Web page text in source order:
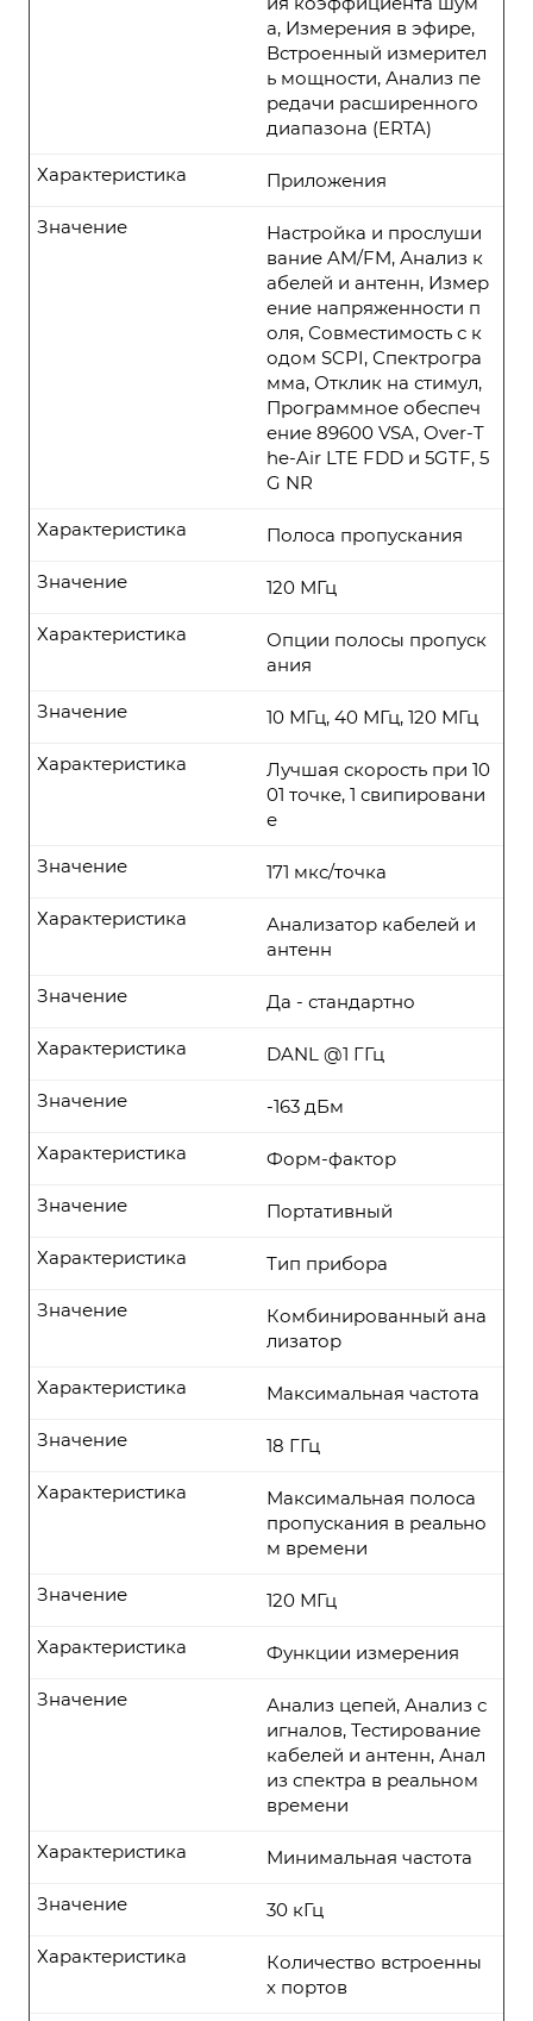
а, Измерения в эфире,
Встроенный измерител
ь мощности, Анализ пе
редачи расширенного
диапазона (ERTA)
Приложения
Характеристика
Настройка и прослуши
вание AM/FM, Анализ к
абелей и антенн, Измер
ение напряженности п
оля, Совместимость с к
одом SCPI, Спектрогра
мма, Отклик на стимул,
Программное обеспеч
ение 89600 VSA, Over-T
he-Air LTE FDD и 5GTF, 5
G NR
Значение
Полоса пропускания
Характеристика
120 МГц
Значение
Опции полосы пропуск
ания
Характеристика
10 МГц, 40 МГц, 120 МГц
Значение
Лучшая скорость при 10
01 точке, 1 свипировани
е
Характеристика
171 мкс/точка
Значение
Анализатор кабелей и
антенн
Характеристика
Да - стандартно
Значение
DANL @1 ГГц
Характеристика
-163 дБм
Значение
Форм-фактор
Характеристика
Портативный
Значение
Тип прибора
Характеристика
Комбинированный ана
лизатор
Значение
Максимальная частота
Характеристика
18 ГГц
Значение
Максимальная полоса
пропускания в реально
м времени
Характеристика
120 МГц
Значение
Функции измерения
Характеристика
Анализ цепей, Анализ с
игналов, Тестирование
кабелей и антенн, Анал
из спектра в реальном
времени
Значение
Минимальная частота
Характеристика
30 кГц
Значение
Количество встроенны
х портов
Характеристика